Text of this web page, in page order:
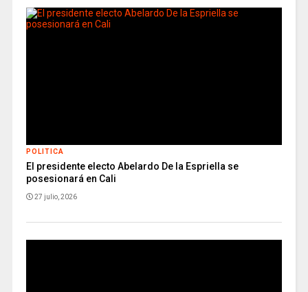
POLITICA
El presidente electo Abelardo De la Espriella se
posesionará en Cali
27 julio, 2026